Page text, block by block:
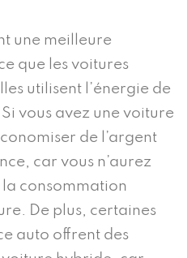
une meilleure
que les voitures
utilisent l’énergie de
vous avez une voiture
de l’argent
car vous n’aurez
la consommation
De plus, certaines
auto offrent des